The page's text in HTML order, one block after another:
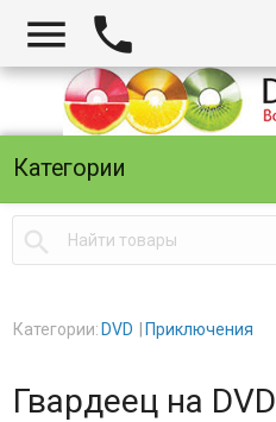
 
Категории

Категории: DVD Приключения
Гвардеец на DVD